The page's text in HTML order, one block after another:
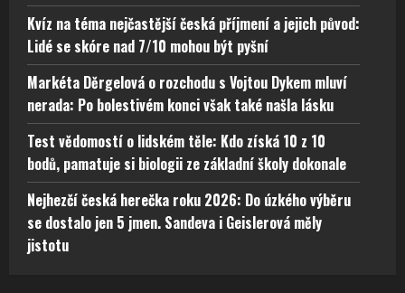
Kvíz na téma nejčastější česká příjmení a jejich původ:
Lidé se skóre nad 7/10 mohou být pyšní
Markéta Děrgelová o rozchodu s Vojtou Dykem mluví
nerada: Po bolestivém konci však také našla lásku
Test vědomostí o lidském těle: Kdo získá 10 z 10
bodů, pamatuje si biologii ze základní školy dokonale
Nejhezčí česká herečka roku 2026: Do úzkého výběru
se dostalo jen 5 jmen. Sandeva i Geislerová měly
jistotu